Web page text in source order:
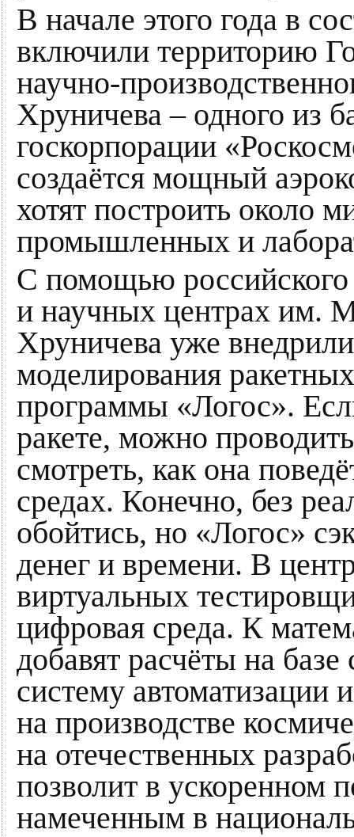
В начале этого года в
включили территорию
научно-
Хруничева – одного из
госкорпорации
создаётся мощный
хотят построить около
промышленных и
С помощью российского
и научных центрах
Хруничева уже
моделирования
программы «Логос».
ракете, можно
смотреть, как она
средах. Конечно, без
обойтись, но «Логос»
денег и времени. В
виртуальных
цифровая среда. К
добавят расчёты на
систему автоматизации
на производстве
на отечественных
позволит в ускоренном
намеченным в